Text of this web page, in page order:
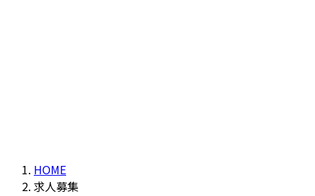
HOME
求人募集